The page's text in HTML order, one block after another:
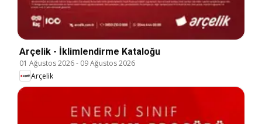
Arçelik - İklimlendirme Kataloğu
01 Ağustos 2026- 09 Ağustos 2026
Arçelik